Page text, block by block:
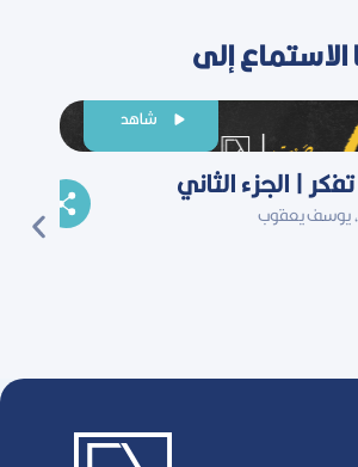
إلى
| الجزء الثاني
يوسف يعقوب د.